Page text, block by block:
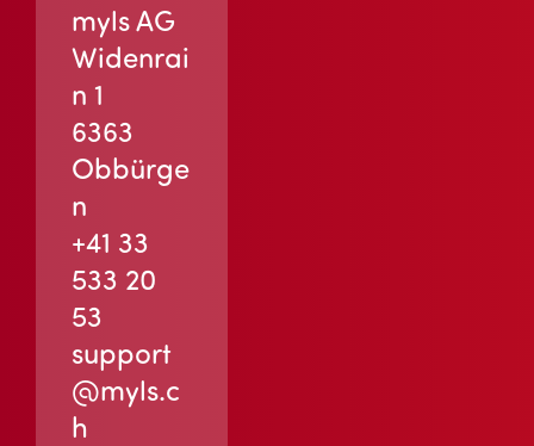
myls AG
Widenrai
n 1
6363
Obbürge
n
+41 33
533 20
53
support
@myls.c
h